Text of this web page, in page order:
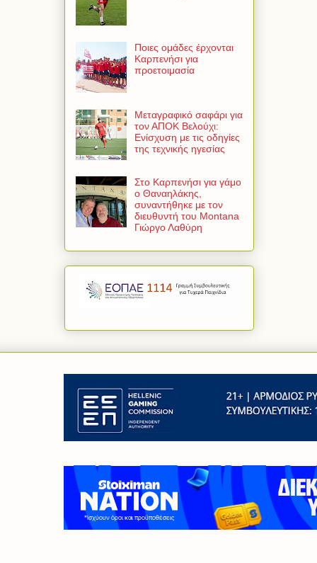
Ποιες ομάδες έρχονται
Καρπενήσι για
προετοιμασία
Μεταγραφικό σαφάρι για
τον ΑΠΟΚ Βελούχι:
Ενίσχυση με τις οδηγίες
της τεχνικής ηγεσίας
Στο Καρπενήσι για γάμο
ο Θαναηλάκης,
συναντήθηκε με τον
διευθυντή του Montana
Γιώργο Λαθύρη